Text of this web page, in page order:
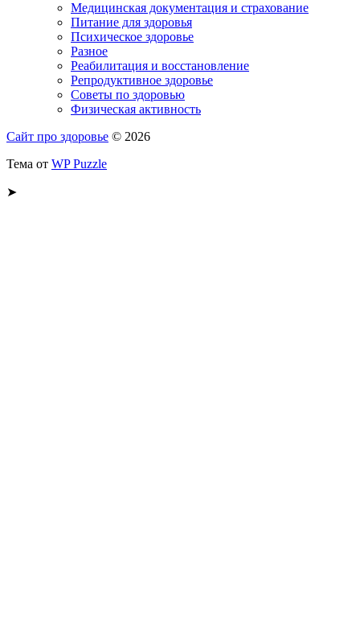
Медицинская документация и страхование
Питание для здоровья
Психическое здоровье
Разное
Реабилитация и восстановление
Репродуктивное здоровье
Советы по здоровью
Физическая активность
Сайт про здоровье © 2026
Тема от WP Puzzle
➤